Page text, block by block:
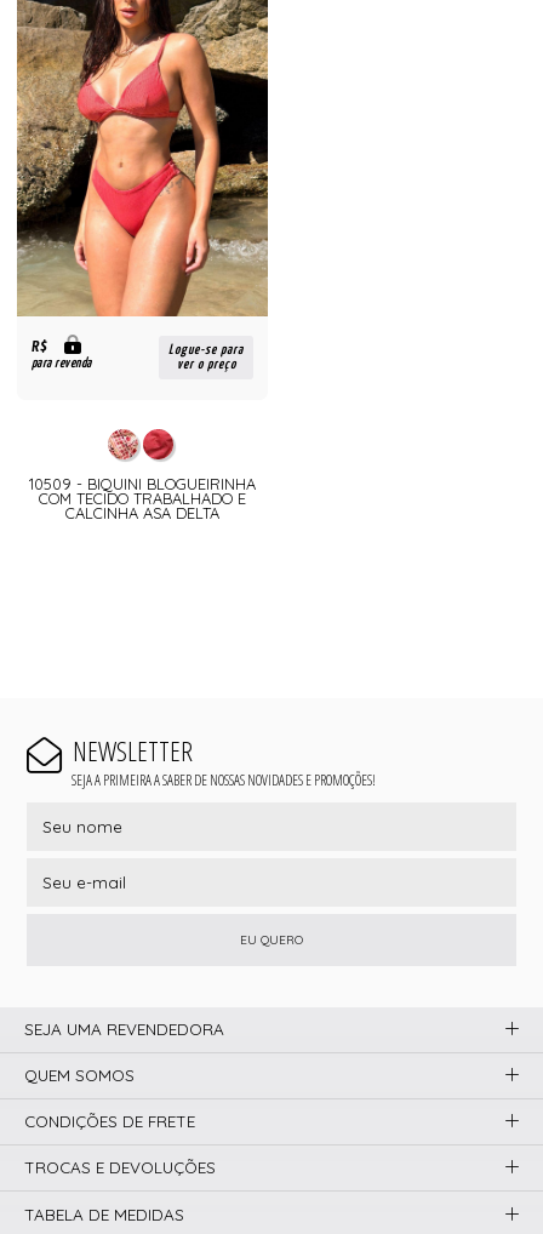
R$
para revenda
Logue-se para
ver o preço
10509 - BIQUINI BLOGUEIRINHA
COM TECIDO TRABALHADO E
CALCINHA ASA DELTA
NEWSLETTER
SEJA A PRIMEIRA A SABER DE NOSSAS NOVIDADES E PROMOÇÕES!
EU QUERO
SEJA UMA REVENDEDORA
QUEM SOMOS
CONDIÇÕES DE FRETE
TROCAS E DEVOLUÇÕES
TABELA DE MEDIDAS